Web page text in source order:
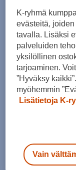
Riippumatot
Kohderyhmä
K-ryhmä
evästeitä,
tavalla. Lisäksi
palveluiden
yksilöllinen
tarjoaminen.
”Hyväksy
myöhemmin
Lisätietoja K-
Vain